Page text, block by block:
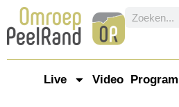
Live Video